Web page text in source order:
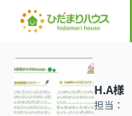
H.A様
担当：